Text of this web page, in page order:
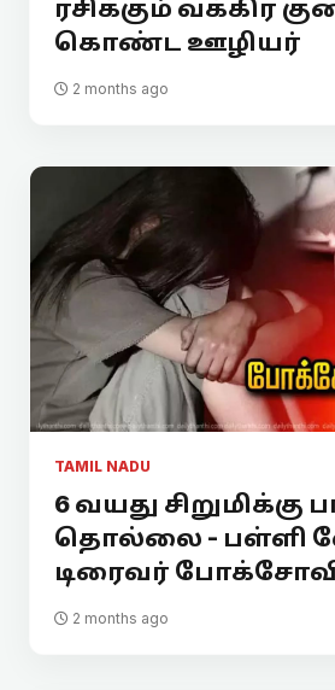
ரசிக்கும் வக்கிர
கொண்ட ஊழியர்
2 months ago
TAMIL NADU
6 வயது சிறுமிக்கு
தொல்லை - பள்ளி
டிரைவர்
2 months ago